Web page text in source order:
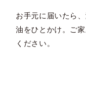
お手元に届いたら
油をひとかけ。ご
ください。